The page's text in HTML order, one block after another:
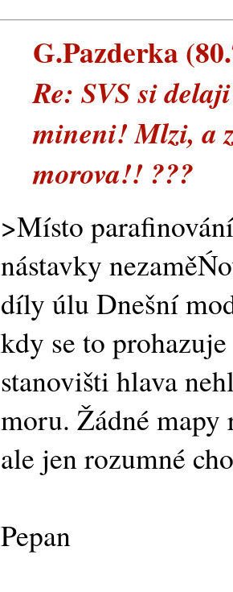
G.Pazderka
Re: SVS si
mineni! Mlzi, a
morova!! ???
>Místo
nástavky
díly úlu Dnešní
kdy se to
stanovišti hlava
moru. Žádné
ale jen rozumné
Pepan